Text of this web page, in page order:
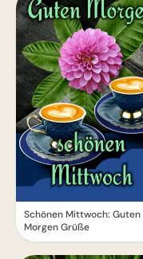
Schönen Mittwoch: Guten
Morgen Grüße